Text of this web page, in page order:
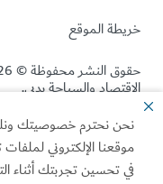
نحن نحترم خصوصيتك
موقعنا الإلكتروني
في تحسين تجربتك أثناء
خريطة الموقع
الاقتصاد والسياحة بدبي.
تمّ آخر تحديث للموقع في [2026/08/07]
هذا الموقع محمي بواسطة reCAPTCHA وتنطبق